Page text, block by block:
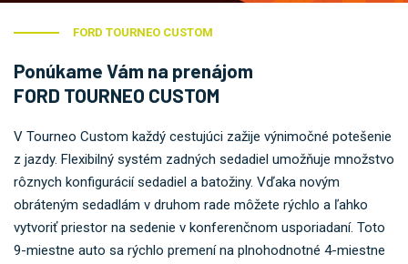
FORD TOURNEO CUSTOM
Ponúkame Vám na prenájom
FORD TOURNEO CUSTOM
V Tourneo Custom každý cestujúci zažije výnimočné potešenie
z jazdy. Flexibilný systém zadných sedadiel umožňuje množstvo
rôznych konfigurácií sedadiel a batožiny. Vďaka novým
obráteným sedadlám v druhom rade môžete rýchlo a ľahko
vytvoriť priestor na sedenie v konferenčnom usporiadaní. Toto
9-miestne auto sa rýchlo premení na plnohodnotné 4-miestne